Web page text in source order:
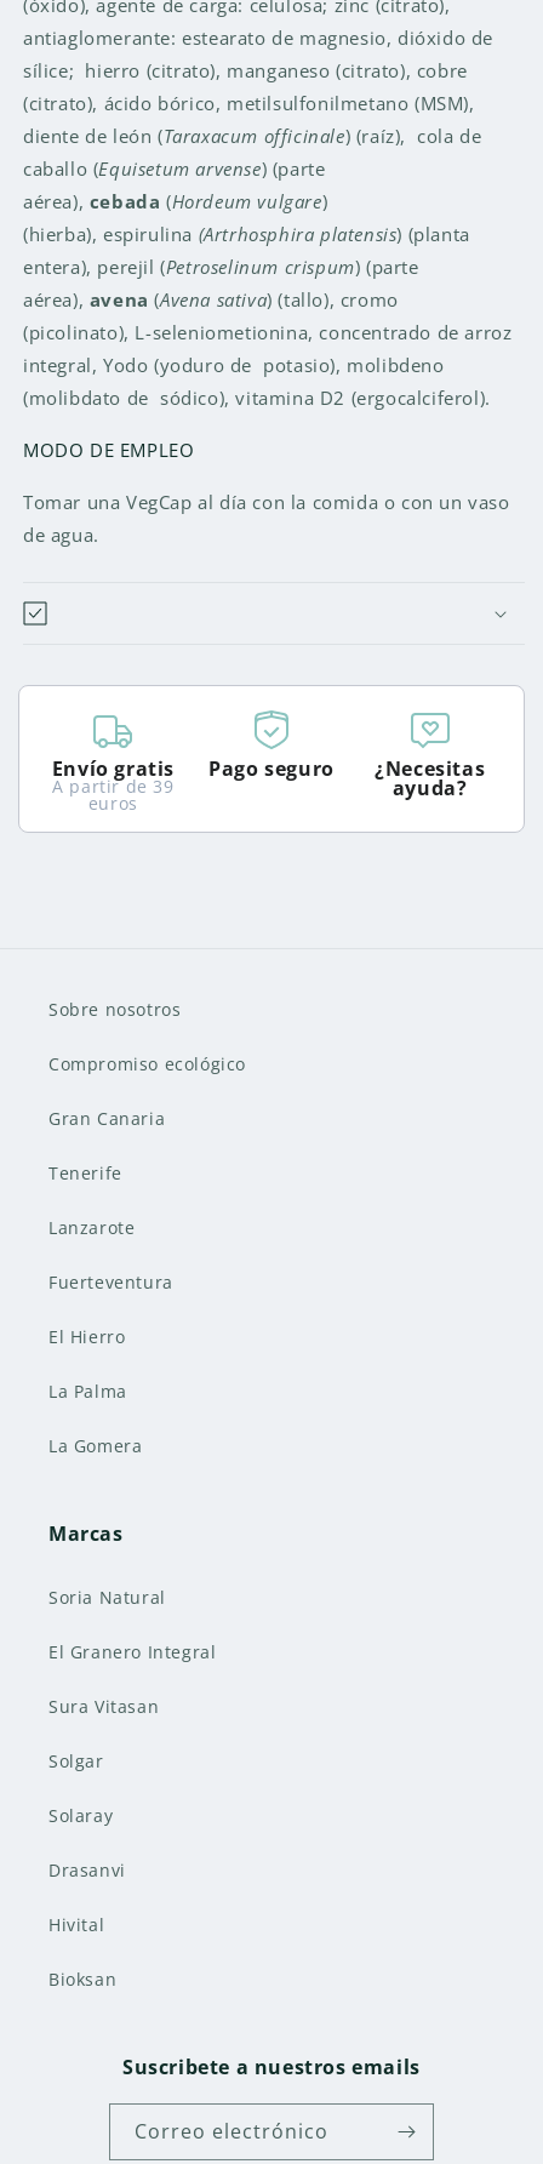
(óxido), agente de carga: celulosa; zinc (citrato),
antiaglomerante: estearato de magnesio, dióxido de
sílice; hierro (citrato), manganeso (citrato), cobre
(citrato), ácido bórico, metilsulfonilmetano (MSM),
diente de león (Taraxacum officinale) (raíz), cola de
caballo (Equisetum arvense) (parte
aérea), cebada (Hordeum vulgare)
(hierba), espirulina (Artrhosphira platensis) (planta
entera), perejil (Petroselinum crispum) (parte
aérea), avena (Avena sativa) (tallo), cromo
(picolinato), L-seleniometionina, concentrado de arroz
integral, Yodo (yoduro de potasio), molibdeno
(molibdato de sódico), vitamina D2 (ergocalciferol).
MODO DE EMPLEO
Tomar una VegCap al día con la comida o con un vaso
de agua.
Envío gratis
A partir de 39
euros
Pago seguro ¿Necesitas
ayuda?
Sobre nosotros
Compromiso ecológico
Gran Canaria
Tenerife
Lanzarote
Fuerteventura
El Hierro
La Palma
La Gomera
Marcas
Soria Natural
El Granero Integral
Sura Vitasan
Solgar
Solaray
Drasanvi
Hivital
Bioksan
Suscribete a nuestros emails
Correo electrónico